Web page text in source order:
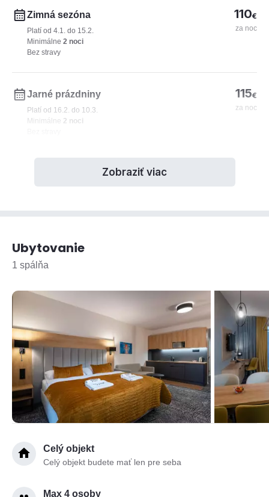
Zimná sezóna
Platí od 4.1. do 15.2.
Minimálne 2 noci
Bez stravy
110€
za noc
Jarné prázdniny
Platí od 16.2. do 10.3.
Minimálne 2 noci
115€
za noc
Zobraziť viac
Ubytovanie
1 spálňa
Celý objekt
Celý objekt budete mať len pre seba
Max 4 osoby